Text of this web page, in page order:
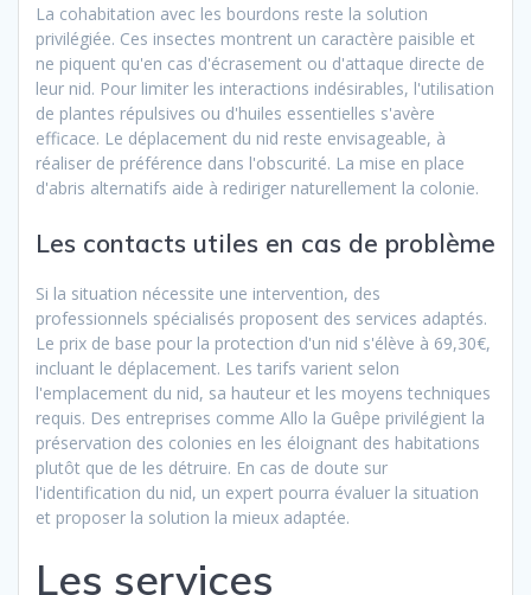
La cohabitation avec les bourdons reste la solution
privilégiée. Ces insectes montrent un caractère paisible et
ne piquent qu'en cas d'écrasement ou d'attaque directe de
leur nid. Pour limiter les interactions indésirables, l'utilisation
de plantes répulsives ou d'huiles essentielles s'avère
efficace. Le déplacement du nid reste envisageable, à
réaliser de préférence dans l'obscurité. La mise en place
d'abris alternatifs aide à rediriger naturellement la colonie.
Les contacts utiles en cas de problème
Si la situation nécessite une intervention, des
professionnels spécialisés proposent des services adaptés.
Le prix de base pour la protection d'un nid s'élève à 69,30€,
incluant le déplacement. Les tarifs varient selon
l'emplacement du nid, sa hauteur et les moyens techniques
requis. Des entreprises comme Allo la Guêpe privilégient la
préservation des colonies en les éloignant des habitations
plutôt que de les détruire. En cas de doute sur
l'identification du nid, un expert pourra évaluer la situation
et proposer la solution la mieux adaptée.
Les services